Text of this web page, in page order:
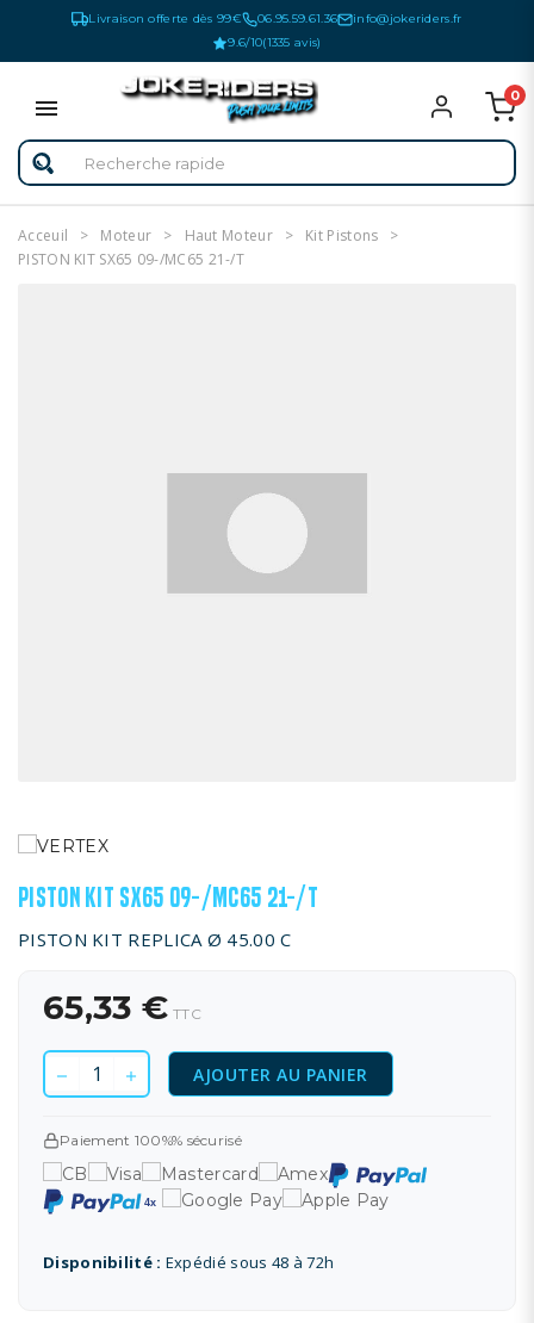
Livraison offerte dès 99€ 06.95.59.61.36
info@jokeriders.fr
9.6/10(1335 avis)
0
Acceuil Moteur Haut Moteur
Kit Pistons
PISTON KIT SX65 09-/MC65 21-/T
PISTON KIT SX65 09-/MC65 21-/T
PISTON KIT REPLICA Ø 45.00 C
65,33 € TTC
AJOUTER AU PANIER
Paiement 100%% sécurisé
Disponibilité : Expédié sous 48 à 72h